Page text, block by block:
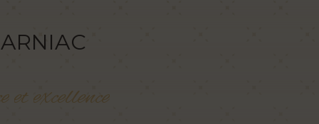
etexcellence